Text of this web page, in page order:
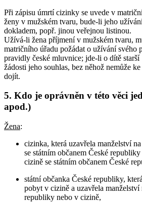
Při zápisu úmrtí cizinky se uvede v
ženy v mužském tvaru, bude-li jeho
dokladem, popř. jinou veřejnou listinou.
Užívá-li žena příjmení v mužském tvaru,
matričního úřadu požádat o užívání svého
pravidly české mluvnice; jde-li o dítě
žádosti jeho souhlas, bez něhož nemůže
dojít.
5. Kdo je oprávněn v této věci
apod.)
Žena:
cizinka, která uzavřela manželství
se státním občanem České
cizině se státním občanem České
státní občanka České republiky,
pobyt v cizině a uzavřela manželství
republiky nebo v cizině,